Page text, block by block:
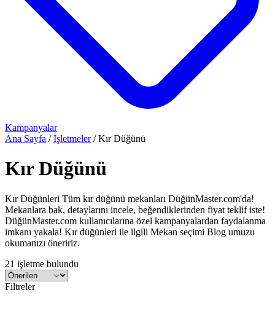
Kampanyalar
Ana Sayfa / İşletmeler / Kır Düğünü
Kır Düğünü
Kır Düğünleri Tüm kır düğünü mekanları DüğünMaster.com'da!
Mekanlara bak, detaylarını incele, beğendiklerinden fiyat teklif iste!
DüğünMaster.com kullanıcılarına özel kampanyalardan faydalanma
imkanı yakala! Kır düğünleri ile ilgili Mekan seçimi Blog umuzu
okumanızı öneririz.
21 işletme bulundu
Filtreler